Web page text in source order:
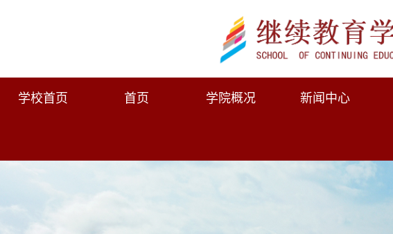
学校首页 首页 学院概况 新闻中心